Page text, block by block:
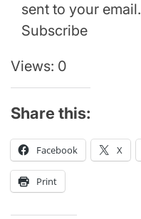
sent to your
Subscribe
Views: 0
Share this:
Facebook X
Print